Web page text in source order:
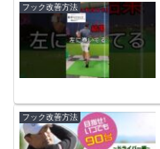
フック改善方法
フック改善方法